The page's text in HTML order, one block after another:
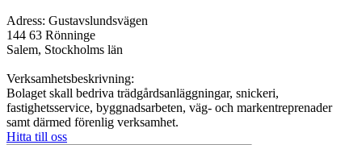
Adress: Gustavslundsvägen
144 63 Rönninge
Salem, Stockholms län
Verksamhetsbeskrivning:
Bolaget skall bedriva trädgårdsanläggningar, snickeri,
fastighetsservice, byggnadsarbeten, väg- och markentreprenader
samt därmed förenlig verksamhet.
Hitta till oss